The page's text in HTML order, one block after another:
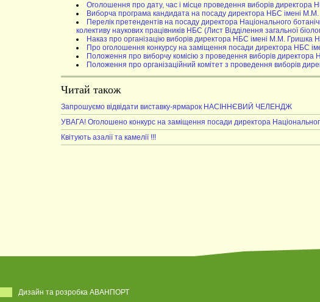
Оголошення про дату, час і місце проведення виборів
Виборча програма кандидата на посаду директора НБС імені
Перелік претендентів на посаду директора Національного
колективу наукових працівників НБС (Лист Відділення загальної
Наказ про організацію виборів директора НБС імені М.М. Гришка
Про оголошення конкурсу на заміщення посади директора НБС
Положення про виборчу комісію з проведення виборів
Положення про організаційний комітет з проведення виборів
Читай також
Запрошуємо відвідати виставку-ярмарок НАСІННЄВИЙ ЧЕЛЕНДЖ
УВАГА! Оголошено конкурс на заміщення посади директора
Квітують азалії та камелії !!!
Дизайн та розробка АВАНПОРТ